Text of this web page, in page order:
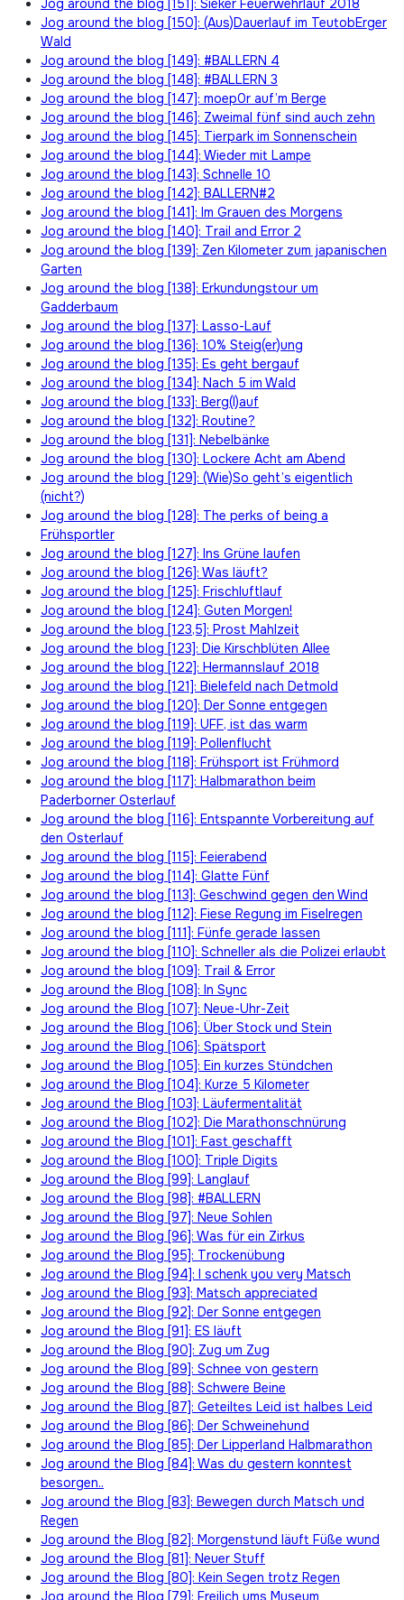
Jog around the blog [151]: Sieker Feuerwehrlauf 2018
Jog around the blog [150]: (Aus)Dauerlauf im TeutobErger
Wald
Jog around the blog [149]: #BALLERN 4
Jog around the blog [148]: #BALLERN 3
Jog around the blog [147]: moep0r auf’m Berge
Jog around the blog [146]: Zweimal fünf sind auch zehn
Jog around the blog [145]: Tierpark im Sonnenschein
Jog around the blog [144]: Wieder mit Lampe
Jog around the blog [143]: Schnelle 10
Jog around the blog [142]: BALLERN#2
Jog around the blog [141]: Im Grauen des Morgens
Jog around the blog [140]: Trail and Error 2
Jog around the blog [139]: Zen Kilometer zum japanischen
Garten
Jog around the blog [138]: Erkundungstour um
Gadderbaum
Jog around the blog [137]: Lasso-Lauf
Jog around the blog [136]: 10% Steig(er)ung
Jog around the blog [135]: Es geht bergauf
Jog around the blog [134]: Nach 5 im Wald
Jog around the blog [133]: Berg(l)auf
Jog around the blog [132]: Routine?
Jog around the blog [131]: Nebelbänke
Jog around the blog [130]: Lockere Acht am Abend
Jog around the blog [129]: (Wie)So geht’s eigentlich
(nicht?)
Jog around the blog [128]: The perks of being a
Frühsportler
Jog around the blog [127]: Ins Grüne laufen
Jog around the blog [126]: Was läuft?
Jog around the blog [125]: Frischluftlauf
Jog around the blog [124]: Guten Morgen!
Jog around the blog [123,5]: Prost Mahlzeit
Jog around the blog [123]: Die Kirschblüten Allee
Jog around the blog [122]: Hermannslauf 2018
Jog around the blog [121]: Bielefeld nach Detmold
Jog around the blog [120]: Der Sonne entgegen
Jog around the blog [119]: UFF, ist das warm
Jog around the blog [119]: Pollenflucht
Jog around the blog [118]: Frühsport ist Frühmord
Jog around the blog [117]: Halbmarathon beim
Paderborner Osterlauf
Jog around the blog [116]: Entspannte Vorbereitung auf
den Osterlauf
Jog around the blog [115]: Feierabend
Jog around the blog [114]: Glatte Fünf
Jog around the blog [113]: Geschwind gegen den Wind
Jog around the blog [112]: Fiese Regung im Fiselregen
Jog around the blog [111]: Fünfe gerade lassen
Jog around the blog [110]: Schneller als die Polizei erlaubt
Jog around the blog [109]: Trail & Error
Jog around the Blog [108]: In Sync
Jog around the Blog [107]: Neue-Uhr-Zeit
Jog around the Blog [106]: Über Stock und Stein
Jog around the Blog [106]: Spätsport
Jog around the Blog [105]: Ein kurzes Stündchen
Jog around the Blog [104]: Kurze 5 Kilometer
Jog around the Blog [103]: Läufermentalität
Jog around the Blog [102]: Die Marathonschnürung
Jog around the Blog [101]: Fast geschafft
Jog around the Blog [100]: Triple Digits
Jog around the Blog [99]: Langlauf
Jog around the Blog [98]: #BALLERN
Jog around the Blog [97]: Neue Sohlen
Jog around the Blog [96]: Was für ein Zirkus
Jog around the Blog [95]: Trockenübung
Jog around the Blog [94]: I schenk you very Matsch
Jog around the Blog [93]: Matsch appreciated
Jog around the Blog [92]: Der Sonne entgegen
Jog around the Blog [91]: ES läuft
Jog around the Blog [90]: Zug um Zug
Jog around the Blog [89]: Schnee von gestern
Jog around the Blog [88]: Schwere Beine
Jog around the Blog [87]: Geteiltes Leid ist halbes Leid
Jog around the Blog [86]: Der Schweinehund
Jog around the Blog [85]: Der Lipperland Halbmarathon
Jog around the Blog [84]: Was du gestern konntest
besorgen..
Jog around the Blog [83]: Bewegen durch Matsch und
Regen
Jog around the Blog [82]: Morgenstund läuft Füße wund
Jog around the Blog [81]: Neuer Stuff
Jog around the Blog [80]: Kein Segen trotz Regen
Jog around the Blog [79]: Freilich ums Museum